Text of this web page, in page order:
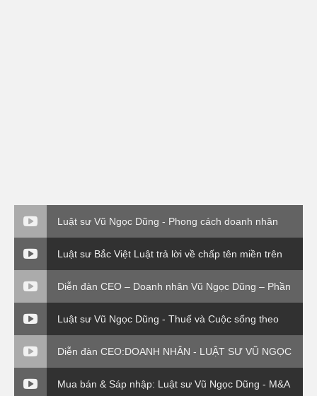
Luật sư Vũ Ngọc Dũng - Phong cách doanh nhân
Luật sư Bắc Việt Luật trả lời về chấp tên miền trên
VTV1
Diễn đàn CEO – Doanh nhân Vũ Ngọc Dũng – Phần
4
Luật sư Vũ Ngọc Dũng - Thuế và Cuộc sống theo
Thông tư 120 Bộ Tài Chính
Diễn đàn CEO:DOANH NHÂN - LUẬT SƯ VŨ NGỌC
DŨNG - PHẦN VI
Mua bán & Sáp nhập: Luật sư Vũ Ngọc Dũng - M&A